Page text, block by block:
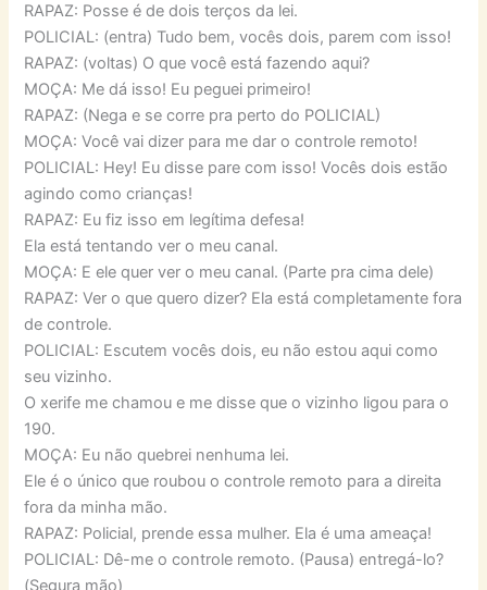
RAPAZ: Posse é de dois terços da lei.
POLICIAL: (entra) Tudo bem, vocês dois, parem com isso!
RAPAZ: (voltas) O que você está fazendo aqui?
MOÇA: Me dá isso! Eu peguei primeiro!
RAPAZ: (Nega e se corre pra perto do POLICIAL)
MOÇA: Você vai dizer para me dar o controle remoto!
POLICIAL: Hey! Eu disse pare com isso! Vocês dois estão
agindo como crianças!
RAPAZ: Eu fiz isso em legítima defesa!
Ela está tentando ver o meu canal.
MOÇA: E ele quer ver o meu canal. (Parte pra cima dele)
RAPAZ: Ver o que quero dizer? Ela está completamente fora
de controle.
POLICIAL: Escutem vocês dois, eu não estou aqui como
seu vizinho.
O xerife me chamou e me disse que o vizinho ligou para o
190.
MOÇA: Eu não quebrei nenhuma lei.
Ele é o único que roubou o controle remoto para a direita
fora da minha mão.
RAPAZ: Policial, prende essa mulher. Ela é uma ameaça!
POLICIAL: Dê-me o controle remoto. (Pausa) entregá-lo?
(Segura mão)